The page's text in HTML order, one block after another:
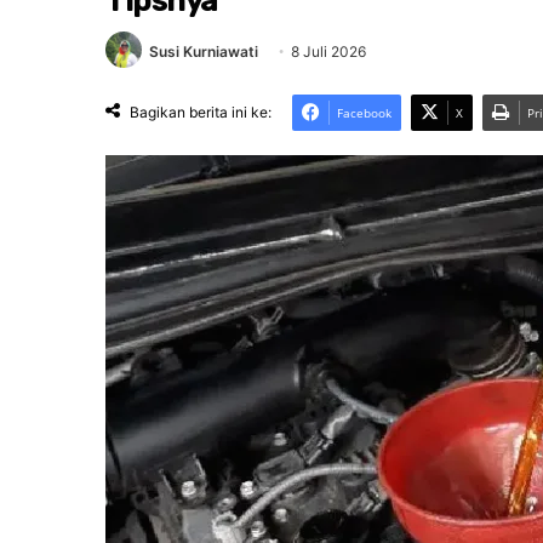
Susi Kurniawati 8 Juli 2026
Bagikan berita ini ke: Facebook X